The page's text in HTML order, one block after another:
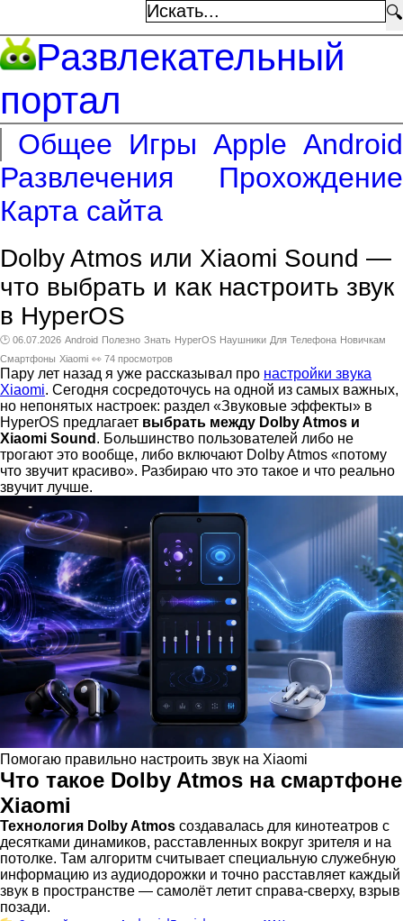
🔍
Развлекательный
портал
Общее Игры Apple Android
Развлечения
Прохождение
Карта сайта
Dolby Atmos или Xiaomi Sound —
что выбрать и как настроить звук
в HyperOS
🕑 06.07.2026 Android Полезно Знать HyperOS Наушники Для Телефона Новичкам
Смартфоны Xiaomi 👀 74 просмотров
Пару лет назад я уже рассказывал про настройки звука
Xiaomi. Сегодня сосредоточусь на одной из самых важных,
но непонятых настроек: раздел «Звуковые эффекты» в
HyperOS предлагает выбрать между Dolby Atmos и
Xiaomi Sound . Большинство пользователей либо не
трогают это вообще, либо включают Dolby Atmos «потому
что звучит красиво». Разбираю что это такое и что реально
звучит лучше.
Помогаю правильно настроить звук на Xiaomi
Что такое Dolby Atmos на смартфоне
Xiaomi
Технология Dolby Atmos создавалась для кинотеатров с
десятками динамиков, расставленных вокруг зрителя и на
потолке. Там алгоритм считывает специальную служебную
информацию из аудиодорожки и точно расставляет каждый
звук в пространстве — самолёт летит справа-сверху, взрыв
позади.